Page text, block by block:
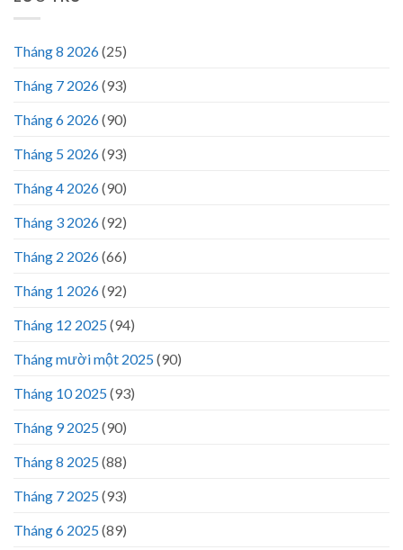
Tháng 8 2026(25)
Tháng 7 2026(93)
Tháng 6 2026(90)
Tháng 5 2026(93)
Tháng 4 2026(90)
Tháng 3 2026(92)
Tháng 2 2026(66)
Tháng 1 2026(92)
Tháng 12 2025(94)
Tháng mười một 2025(90)
Tháng 10 2025(93)
Tháng 9 2025(90)
Tháng 8 2025(88)
Tháng 7 2025(93)
Tháng 6 2025(89)